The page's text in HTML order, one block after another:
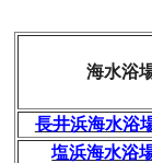
海水浴
長井浜海水浴
塩浜海水浴